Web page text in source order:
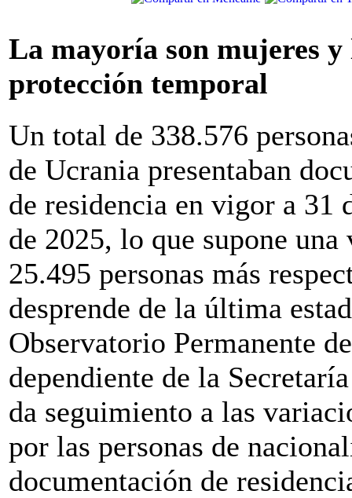
La mayoría son mujeres
protección temporal
Un total de 338.576
de Ucrania presentaban
de residencia en vigor a 31
de 2025, lo que supone
25.495 personas más
desprende de la última
Observatorio Permanente
dependiente de la
da seguimiento a las
por las personas de
documentación de